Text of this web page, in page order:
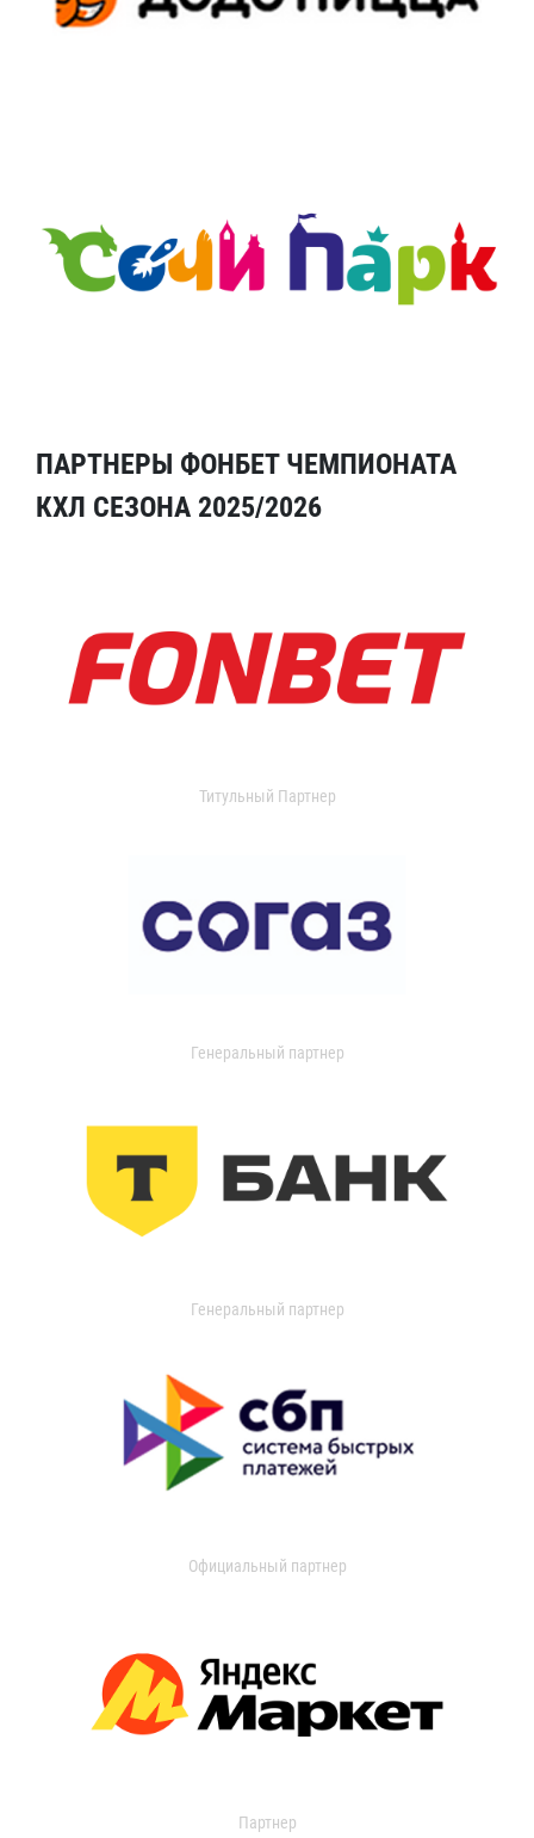
ПАРТНЕРЫ ФОНБЕТ ЧЕМПИОНАТА
КХЛ СЕЗОНА 2025/2026
Титульный Партнер
Генеральный партнер
Генеральный партнер
Официальный партнер
Партнер